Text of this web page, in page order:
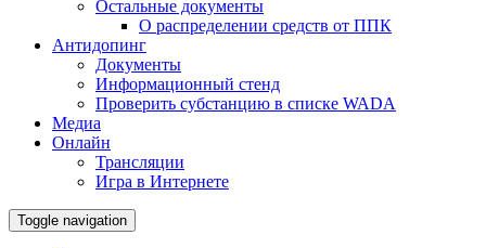
Остальные документы
О распределении средств от ППК
Антидопинг
Документы
Информационный стенд
Проверить субстанцию в списке WADA
Медиа
Онлайн
Трансляции
Игра в Интернете
Toggle navigation